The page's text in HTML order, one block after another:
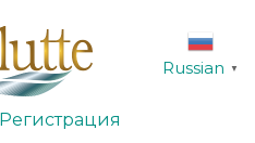
Регистрация
Russian ▼